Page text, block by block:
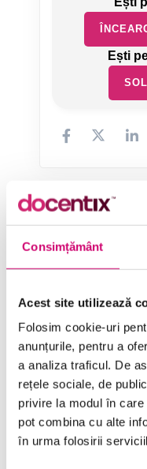
Consimțământ
Acest site utilizează
Folosim cookie-uri
anunțurile, pentru a
a analiza traficul. De
rețele sociale, de
privire la modul în
pot combina cu alte
în urma folosirii
Categorii de
Dezvoltare
Finanțe
Limba Engleză
Management și
Marketing